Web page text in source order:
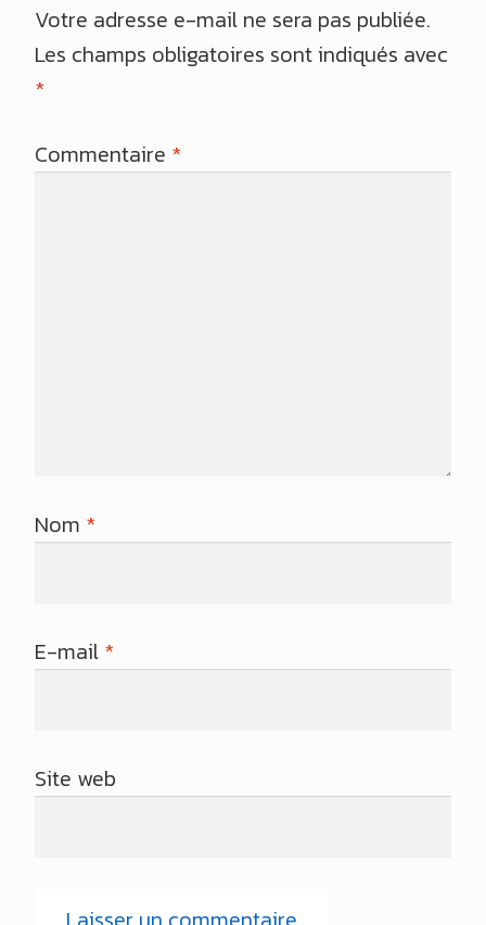
Votre adresse e-mail ne sera pas publiée.
Les champs obligatoires sont indiqués avec
*
Commentaire *
Nom *
E-mail *
Site web